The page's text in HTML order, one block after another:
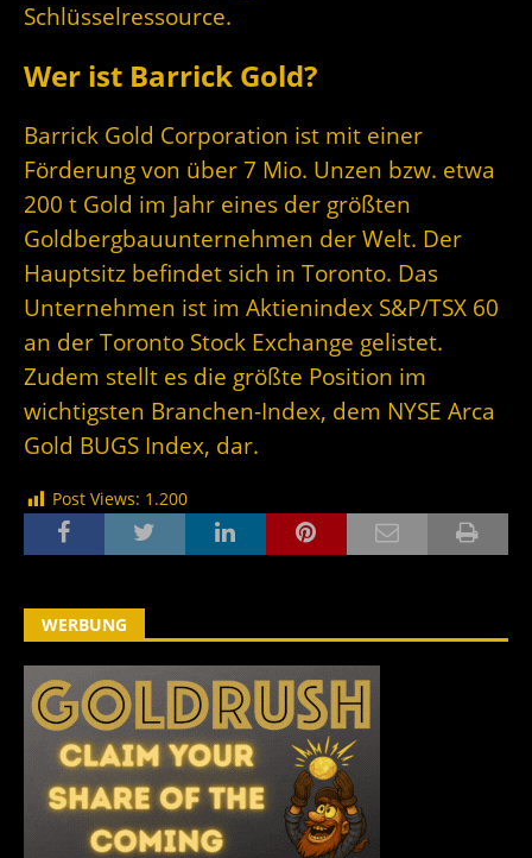
Schlüsselressource.
Wer ist Barrick Gold?
Barrick Gold Corporation ist mit einer
Förderung von über 7 Mio. Unzen bzw. etwa
200 t Gold im Jahr eines der größten
Goldbergbauunternehmen der Welt. Der
Hauptsitz befindet sich in Toronto. Das
Unternehmen ist im Aktienindex S&P/TSX 60
an der Toronto Stock Exchange gelistet.
Zudem stellt es die größte Position im
wichtigsten Branchen-Index, dem NYSE Arca
Gold BUGS Index, dar.
Post Views: 1.200
WERBUNG